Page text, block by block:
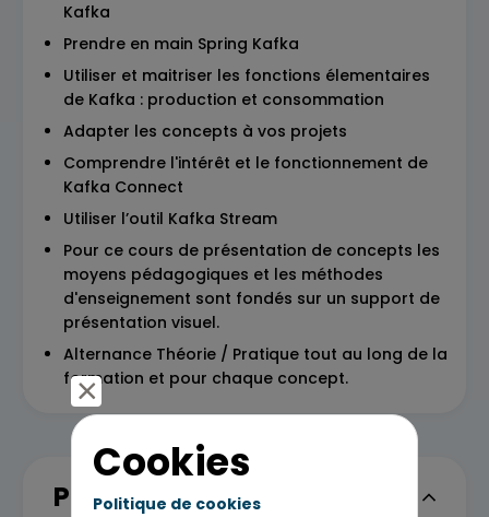
Kafka
Prendre en main Spring Kafka
Utiliser et maitriser les fonctions élementaires
de Kafka : production et consommation
Adapter les concepts à vos projets
Comprendre l'intérêt et le fonctionnement de
Kafka Connect
Utiliser l’outil Kafka Stream
Pour ce cours de présentation de concepts les
moyens pédagogiques et les méthodes
d'enseignement sont fondés sur un support de
présentation visuel.
Alternance Théorie / Pratique tout au long de la
formation et pour chaque concept.
Programme
Cookies
Politique de cookies